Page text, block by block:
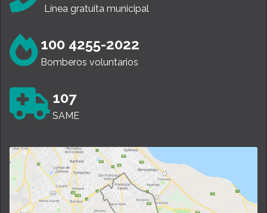
Línea gratuita municipal
100 4255-2022
Bomberos voluntarios
107
SAME